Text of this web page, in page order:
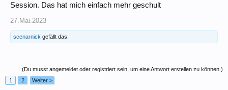
Session. Das hat mich einfach mehr geschult
27.Mai.2023
scenarnick gefällt das.
(Du musst angemeldet oder registriert sein, um eine Antwort erstellen zu können.)
1
2 Weiter >